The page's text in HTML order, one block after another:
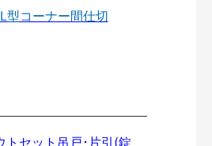
L型コーナー間仕切